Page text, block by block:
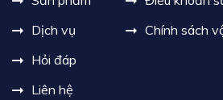
Dịch vụ
Hỏi đáp
Liên hệ
Chính sách